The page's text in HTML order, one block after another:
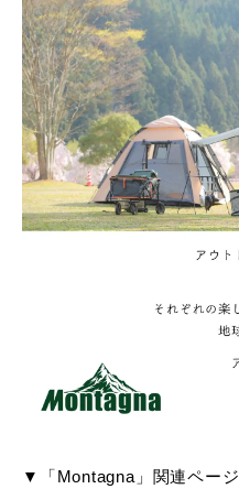
▼「Montagna」関連ページ